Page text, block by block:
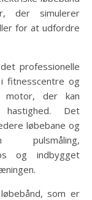
der simulerer
for at udfordre
professionelle
fitnesscentre og
motor, der kan
Det
løbebane og
pulsmåling,
og indbygget
som er